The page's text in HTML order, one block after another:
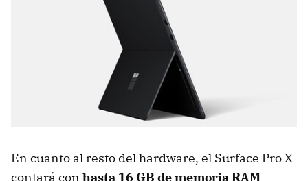
En cuanto al resto del hardware, el Surface Pro X
contará con hasta 16 GB de memoria RAM